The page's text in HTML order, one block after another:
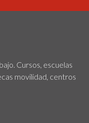
Cursos, escuelas
movilidad, centros